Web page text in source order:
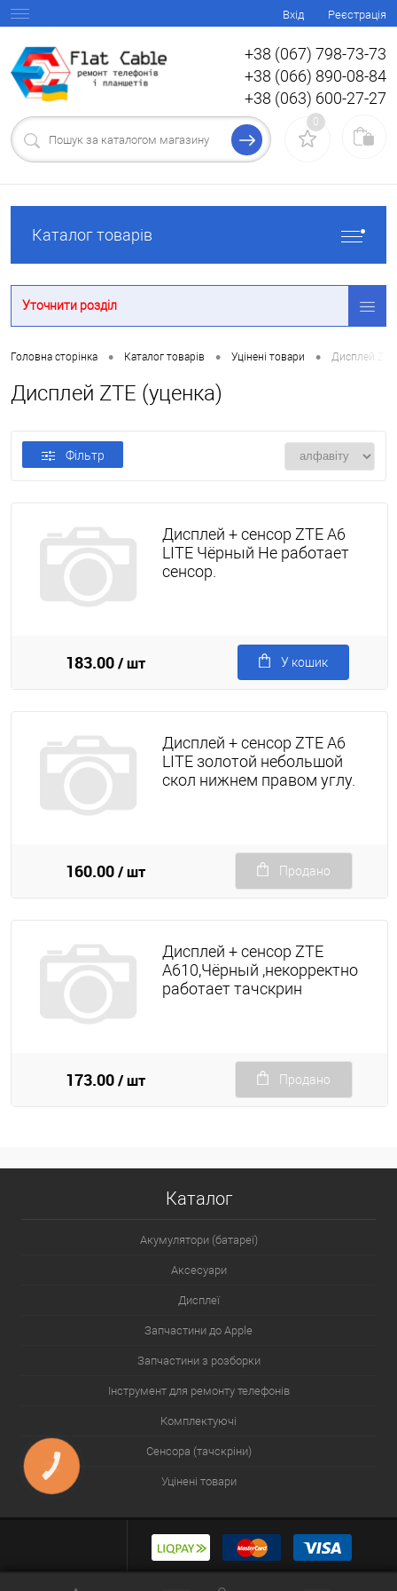
Вхід Реєстрація
+38 (067) 798-73-73
+38 (066) 890-08-84
+38 (063) 600-27-27
0
Каталог товарів
Уточнити розділ
Головна сторінка • Каталог товарів • Уцінені товари • Дисплей
Дисплей ZTE (уценка)
Фільтр
Дисплей + сенсор ZTE A6
LITE Чёрный Не работает
сенсор.
183.00/ шт У кошик
Дисплей + сенсор ZTE A6
LITE золотой небольшой
скол нижнем правом углу.
160.00/ шт Продано
Дисплей + сенсор ZTE
A610,Чёрный ,некорректно
работает тачскрин
173.00/ шт Продано
Каталог
Акумулятори (батареї)
Аксесуари
Дисплеї
Запчастини до Apple
Запчастини з розборки
Інструмент для ремонту телефонів
Комплектуючі
Сенсора (тачскріни)
Уцінені товари
КНОПКА
ЗВ'ЯЗКУ